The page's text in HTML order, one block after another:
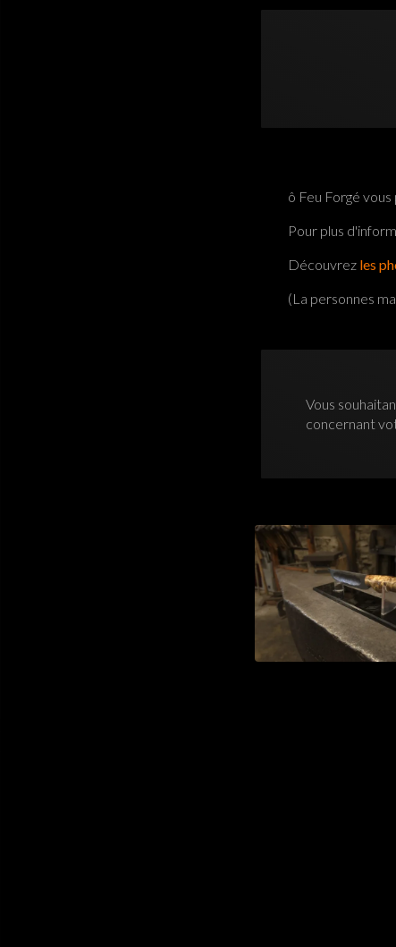
ô Feu Forgé
Pour plus
Découvrez les
(La personnes
Vous
concernant